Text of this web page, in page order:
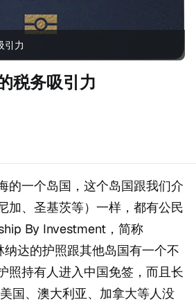
引力
税务吸引力
的一个岛国，这个岛国跟我们介
加、圣基茨等）一样，都有公民
By Investment，简称
达的护照跟其他岛国有一个不
照持有人进入中国免签，而且长
国、澳大利亚、加拿大等人没